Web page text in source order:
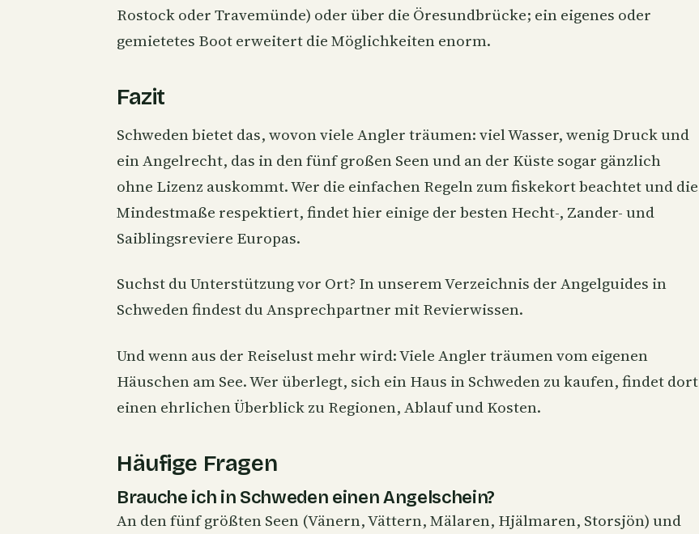
Rostock oder Travemünde) oder über die Öresundbrücke; ein eigenes oder
gemietetes Boot erweitert die Möglichkeiten enorm.
Fazit
Schweden bietet das, wovon viele Angler träumen: viel Wasser, wenig Druck und
ein Angelrecht, das in den fünf großen Seen und an der Küste sogar gänzlich
ohne Lizenz auskommt. Wer die einfachen Regeln zum fiskekort beachtet und die
Mindestmaße respektiert, findet hier einige der besten Hecht-, Zander- und
Saiblingsreviere Europas.
Suchst du Unterstützung vor Ort? In unseremVerzeichnis der Angelguides in
Schwedenfindest du Ansprechpartner mit Revierwissen.
Und wenn aus der Reiselust mehr wird: Viele Angler träumen vom eigenen
Häuschen am See. Wer überlegt, sichein Haus in Schweden zu kaufen, findet dort
einen ehrlichen Überblick zu Regionen, Ablauf und Kosten.
Häufige Fragen
Brauche ich in Schweden einen Angelschein?
An den fünf größten Seen (Vänern, Vättern, Mälaren, Hjälmaren, Storsjön) und